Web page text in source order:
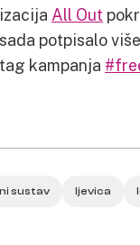
All Out
potpisalo
kampanja
sustav ljevica